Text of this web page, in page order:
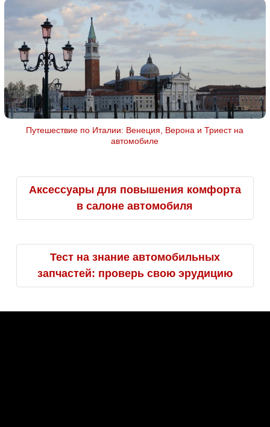
Путешествие по Италии: Венеция, Верона и Триест на
автомобиле
Аксессуары для повышения комфорта
в салоне автомобиля
Тест на знание автомобильных
запчастей: проверь свою эрудицию